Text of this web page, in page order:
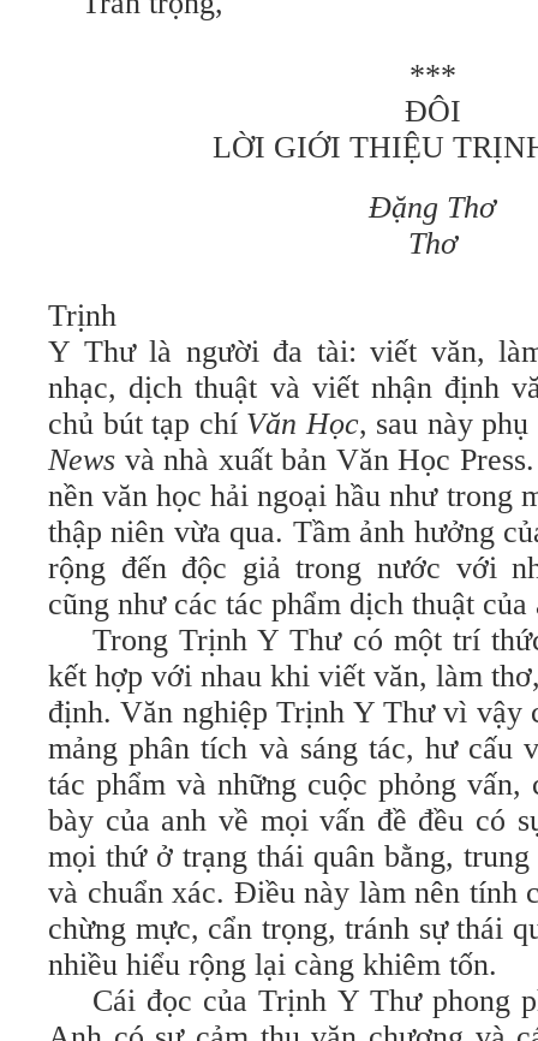
***
ĐÔI
LỜI GIỚI THIỆU
Đặng Thơ
Thơ
Trịnh
Y Thư là người đa tài: viết văn,
nhạc, dịch thuật và viết nhận định
chủ bút tạp chí Văn Học, sau này
News và nhà xuất bản Văn Học
nền văn học hải ngoại hầu như trong
thập niên vừa qua. Tầm ảnh hưởng
rộng đến độc giả trong nước với
cũng như các tác phẩm dịch thuật của
Trong Trịnh Y Thư có một trí
kết hợp với nhau khi viết văn, làm
định. Văn nghiệp Trịnh Y Thư vì vậy
mảng phân tích và sáng tác, hư cấu
tác phẩm và những cuộc phỏng
bày của anh về mọi vấn đề đều có
mọi thứ ở trạng thái quân bằng,
và chuẩn xác. Điều này làm nên tính
chừng mực, cẩn trọng, tránh sự thái
nhiều hiểu rộng lại càng khiêm tốn.
Cái đọc của Trịnh Y Thư phong